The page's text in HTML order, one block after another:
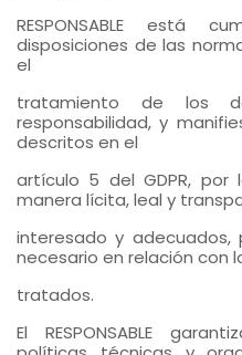
RESPONSABLE está
disposiciones de las
el
tratamiento de los
responsabilidad, y
descritos en el
artículo 5 del GDPR,
manera lícita, leal y
interesado y
necesario en relación con
tratados.
El RESPONSABLE